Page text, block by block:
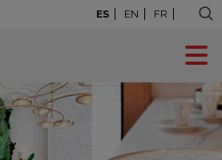
ES EN FR